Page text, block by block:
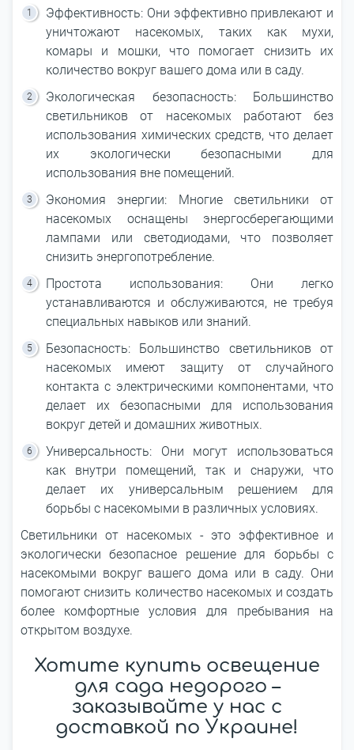
Эффективность: Они эффективно привлекают и
уничтожают насекомых, таких как мухи,
комары и мошки, что помогает снизить их
количество вокруг вашего дома или в саду.
Экологическая безопасность: Большинство
светильников от насекомых работают без
использования химических средств, что делает
их экологически безопасными для
использования вне помещений.
Экономия энергии: Многие светильники от
насекомых оснащены энергосберегающими
лампами или светодиодами, что позволяет
снизить энергопотребление.
Простота использования: Они легко
устанавливаются и обслуживаются, не требуя
специальных навыков или знаний.
Безопасность: Большинство светильников от
насекомых имеют защиту от случайного
контакта с электрическими компонентами, что
делает их безопасными для использования
вокруг детей и домашних животных.
Универсальность: Они могут использоваться
как внутри помещений, так и снаружи, что
делает их универсальным решением для
борьбы с насекомыми в различных условиях.
Светильники от насекомых - это эффективное и
экологически безопасное решение для борьбы с
насекомыми вокруг вашего дома или в саду. Они
помогают снизить количество насекомых и создать
более комфортные условия для пребывания на
открытом воздухе.
Хотите купить освещение
для сада недорого –
заказывайте у нас с
доставкой по Украине!